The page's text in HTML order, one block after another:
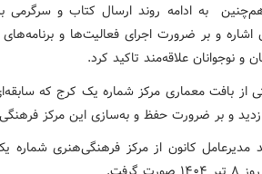
به ادامه روند ارسال کتاب و سرگرمی
اشاره و بر ضرورت اجرای فعالیت‌ها و
و نوجوانان علاقه‌مند تاکید کرد.
از بافت معماری مرکز شماره یک کرج که
و بر ضرورت حفظ و به‌سازی این مرکز
مدیرعامل کانون از مرکز فرهنگی‌هنری